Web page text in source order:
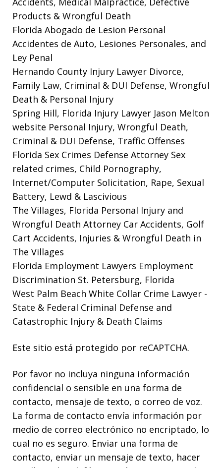
Products & Wrongful Death
Florida Abogado de Lesion Personal
Accidentes de Auto, Lesiones Personales, and
Ley Penal
Hernando County Injury Lawyer Divorce,
Family Law, Criminal & DUI Defense, Wrongful
Death & Personal Injury
Spring Hill, Florida Injury Lawyer Jason Melton
website Personal Injury, Wrongful Death,
Criminal & DUI Defense, Traffic Offenses
Florida Sex Crimes Defense Attorney Sex
related crimes, Child Pornography,
Internet/Computer Solicitation, Rape, Sexual
Battery, Lewd & Lascivious
The Villages, Florida Personal Injury and
Wrongful Death Attorney Car Accidents, Golf
Cart Accidents, Injuries & Wrongful Death in
The Villages
Florida Employment Lawyers Employment
Discrimination St. Petersburg, Florida
West Palm Beach White Collar Crime Lawyer -
State & Federal Criminal Defense and
Catastrophic Injury & Death Claims
Este sitio está protegido por reCAPTCHA.
Por favor no incluya ninguna información
confidencial o sensible en una forma de
contacto, mensaje de texto, o correo de voz.
La forma de contacto envía información por
medio de correo electrónico no encriptado, lo
cual no es seguro. Enviar una forma de
contacto, enviar un mensaje de texto, hacer